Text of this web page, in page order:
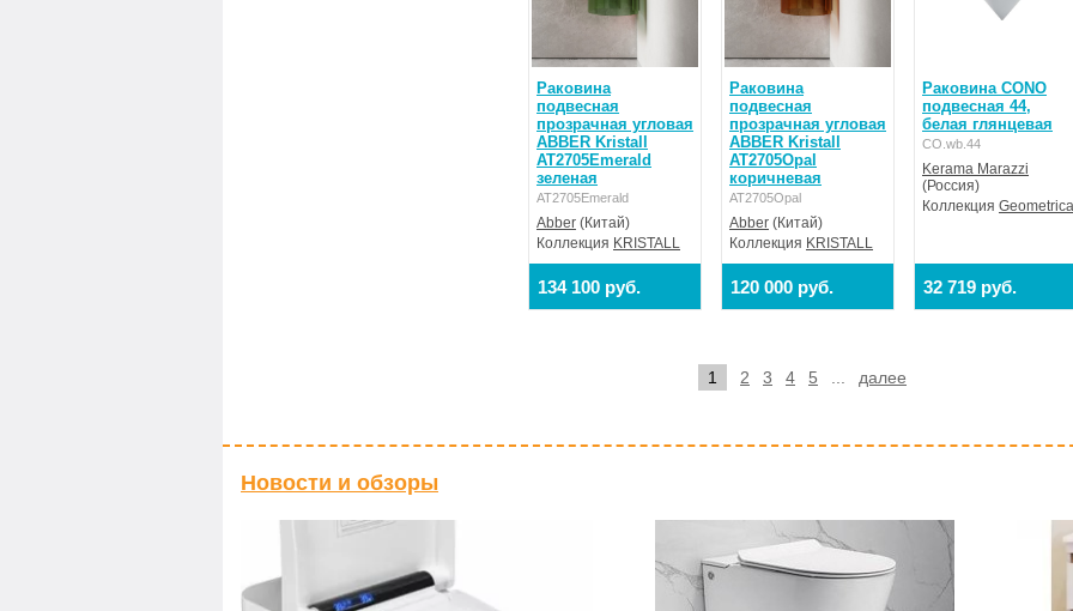
Раковина
подвесная
прозрачная угловая
ABBER Kristall
AT2705Emerald
зеленая
AT2705Emerald
Abber (Китай)
Коллекция KRISTALL
134 100 руб.
Раковина
подвесная
прозрачная угловая
ABBER Kristall
AT2705Opal
коричневая
AT2705Opal
Abber (Китай)
Коллекция KRISTALL
120 000 руб.
Раковина CONO
подвесная 44,
белая глянцевая
CO.wb.44
Kerama Marazzi
(Россия)
Коллекция Geometrica
32 719 руб.
1 2 3 4 5 далее
Новости и обзоры